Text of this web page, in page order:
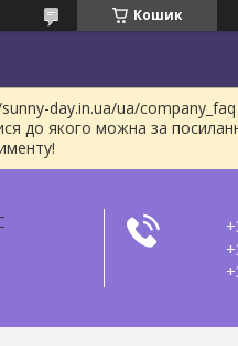
Кошик
day.in.ua/ua/
до якого можна за